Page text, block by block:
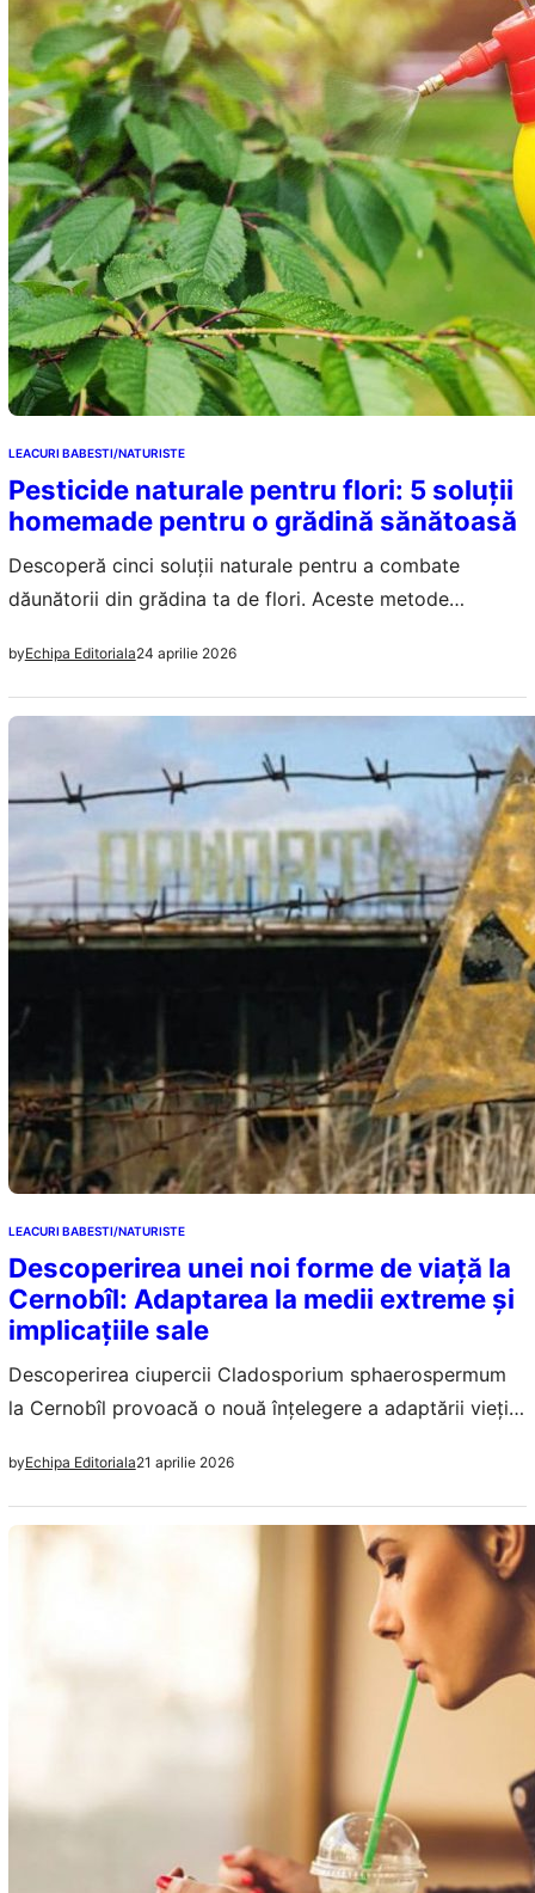
LEACURI BABESTI/NATURISTE
Pesticide naturale pentru flori: 5 soluții
homemade pentru o grădină sănătoasă
Descoperă cinci soluții naturale pentru a combate
dăunătorii din grădina ta de flori. Aceste metode
byEchipa Editoriala24 aprilie 2026
LEACURI BABESTI/NATURISTE
Descoperirea unei noi forme de viață la
Cernobîl: Adaptarea la medii extreme și
implicațiile sale
Descoperirea ciupercii Cladosporium sphaerospermum
la Cernobîl provoacă o nouă înțelegere a adaptării vieții
byEchipa Editoriala21 aprilie 2026